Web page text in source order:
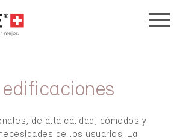
de alta calidad, cómodos y
de los usuarios. La